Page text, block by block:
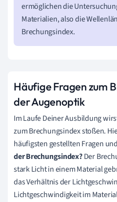
ermöglichen die
Materialien, also die
Brechungsindex.
Häufige Fragen zum
der Augenoptik
Im Laufe Deiner Ausbildung
zum Brechungsindex stoßen.
häufigsten gestellten Fragen
der Brechungsindex?Der
stark Licht in einem Material
das Verhältnis der
Lichtgeschwindigkeit im